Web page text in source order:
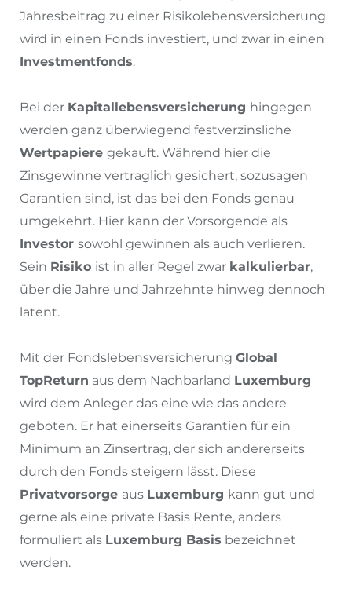
Jahresbeitrag zu einer Risikolebensversicherung
wird in einen Fonds investiert, und zwar in einen
Investmentfonds.
Bei der Kapitallebensversicherung hingegen
werden ganz überwiegend festverzinsliche
Wertpapiere gekauft. Während hier die
Zinsgewinne vertraglich gesichert, sozusagen
Garantien sind, ist das bei den Fonds genau
umgekehrt. Hier kann der Vorsorgende als
Investor sowohl gewinnen als auch verlieren.
Sein Risiko ist in aller Regel zwar kalkulierbar,
über die Jahre und Jahrzehnte hinweg dennoch
latent.
Mit der Fondslebensversicherung Global
TopReturn aus dem Nachbarland Luxemburg
wird dem Anleger das eine wie das andere
geboten. Er hat einerseits Garantien für ein
Minimum an Zinsertrag, der sich andererseits
durch den Fonds steigern lässt. Diese
Privatvorsorge aus Luxemburg kann gut und
gerne als eine private Basis Rente, anders
formuliert als Luxemburg Basis bezeichnet
werden.